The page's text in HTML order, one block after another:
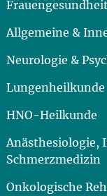
Frauengesundheit
Allgemeine &
Neurologie &
Lungenheilkunde
HNO-Heilkunde
Anästhesiologie,
Schmerzmedizin
Onkologische